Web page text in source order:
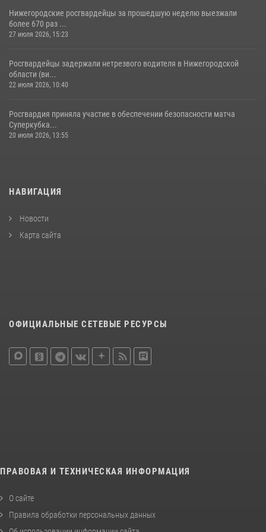
Нижегородские росгвардейцы за прошедшую неделю выезжали
более 670 раз ...
27 июля 2026, 15:23
Росгвардейцы задержали нетрезвого водителя в Нижегородской
области (ви...
22 июля 2026, 10:40
Росгвардия приняла участие в обеспечении безопасности матча
Суперкубка...
20 июля 2026, 13:55
НАВИГАЦИЯ
Новости
Карта сайта
ОФИЦИАЛЬНЫЕ СЕТЕВЫЕ РЕСУРСЫ
ПРАВОВАЯ И ТЕХНИЧЕСКАЯ ИНФОРМАЦИЯ
О сайте
Правила обработки персональных данных